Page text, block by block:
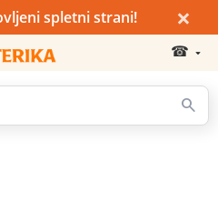
spletni strani! ×
☎